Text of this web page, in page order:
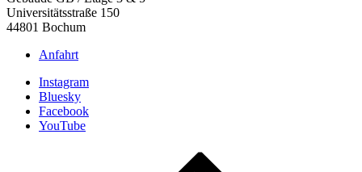
Universitätsstraße 150
44801 Bochum
Anfahrt
Instagram
Bluesky
Facebook
YouTube